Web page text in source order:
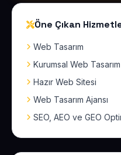
Öne Çıkan
Web Tasarım
Kurumsal Web Tasarım
Hazır Web Sitesi
Web Tasarım Ajansı
SEO, AEO ve GEO